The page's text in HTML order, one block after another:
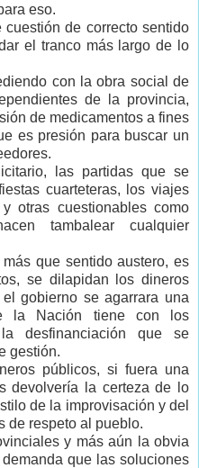
eso.
de correcto sentido
el tranco más largo de lo
con la obra social de
de la provincia,
de medicamentos a fines
es presión para buscar un
las partidas que se
cuarteteras, los viajes
otras cuestionables como
tambalear cualquier
que sentido austero, es
se dilapidan los dineros
gobierno se agarrara una
la Nación tiene con los
desfinanciación que se
gestión.
públicos, si fuera una
devolvería la certeza de lo
de la improvisación y del
de respeto al pueblo.
y más aún la obvia
que las soluciones